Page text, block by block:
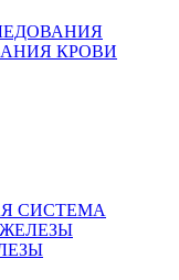
КРОВИ
СИСТЕМА